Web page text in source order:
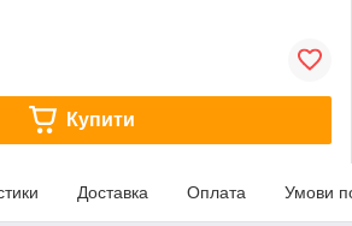
Купити
Доставка Оплата Умови